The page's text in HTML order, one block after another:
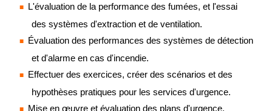
L'évaluation de la performance des fumées, et l'essai
des systèmes d'extraction et de ventilation.
Évaluation des performances des systèmes de détection
et d'alarme en cas d'incendie.
Effectuer des exercices, créer des scénarios et des
hypothèses pratiques pour les services d'urgence.
Mise en œuvre et évaluation des plans d'urgence,